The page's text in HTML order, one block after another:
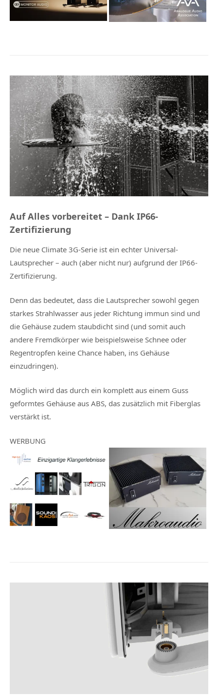
Auf Alles vorbereitet – Dank IP66-
Zertifizierung
Die neue Climate 3G-Serie ist ein echter Universal-
Lautsprecher – auch (aber nicht nur) aufgrund der IP66-
Zertifizierung.
Denn das bedeutet, dass die Lautsprecher sowohl gegen
starkes Strahlwasser aus jeder Richtung immun sind und
die Gehäuse zudem staubdicht sind (und somit auch
andere Fremdkörper wie beispielsweise Schnee oder
Regentropfen keine Chance haben, ins Gehäuse
einzudringen).
Möglich wird das durch ein komplett aus einem Guss
geformtes Gehäuse aus ABS, das zusätzlich mit Fiberglas
verstärkt ist.
WERBUNG